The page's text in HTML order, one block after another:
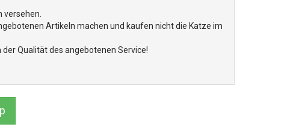
Artikeln machen und kaufen nicht die Katze im
Qualität des angebotenen Service!